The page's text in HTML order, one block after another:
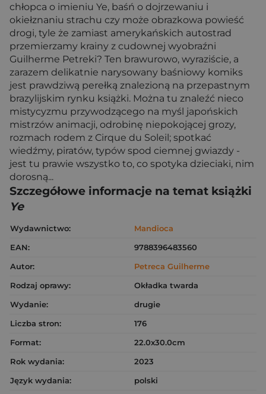
chłopca o imieniu Ye, baśń o dojrzewaniu i
okiełznaniu strachu czy może obrazkowa powieść
drogi, tyle że zamiast amerykańskich autostrad
przemierzamy krainy z cudownej wyobraźni
Guilherme Petreki? Ten brawurowo, wyraziście, a
zarazem delikatnie narysowany baśniowy komiks
jest prawdziwą perełką znalezioną na przepastnym
brazylijskim rynku książki. Można tu znaleźć nieco
mistycyzmu przywodzącego na myśl japońskich
mistrzów animacji, odrobinę niepokojącej grozy,
rozmach rodem z Cirque du Soleil; spotkać
wiedźmy, piratów, typów spod ciemnej gwiazdy -
jest tu prawie wszystko to, co spotyka dzieciaki, nim
dorosną...
Szczegółowe informacje na temat książki
Ye
Wydawnictwo:
Mandioca
EAN:
9788396483560
Autor:
Petreca Guilherme
Rodzaj oprawy:
Okładka twarda
Wydanie:
drugie
Liczba stron:
176
Format:
22.0x30.0cm
Rok wydania:
2023
Język wydania:
polski